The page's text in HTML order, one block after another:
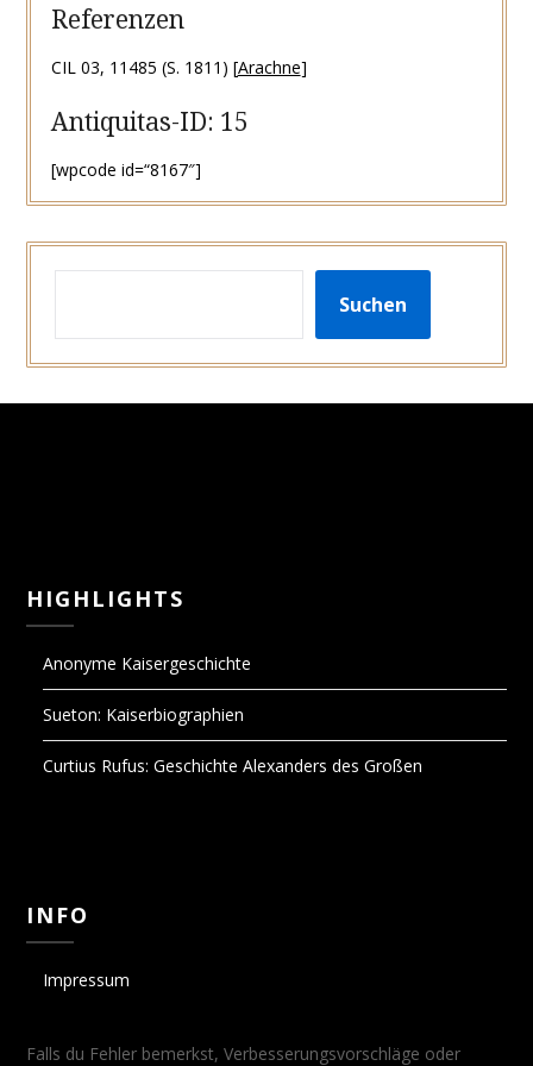
Referenzen
CIL 03, 11485 (S. 1811) [Arachne]
Antiquitas-ID: 15
[wpcode id=“8167″]
Suchen
HIGHLIGHTS
Anonyme Kaisergeschichte
Sueton: Kaiserbiographien
Curtius Rufus: Geschichte Alexanders des Großen
INFO
Impressum
Falls du Fehler bemerkst, Verbesserungsvorschläge oder